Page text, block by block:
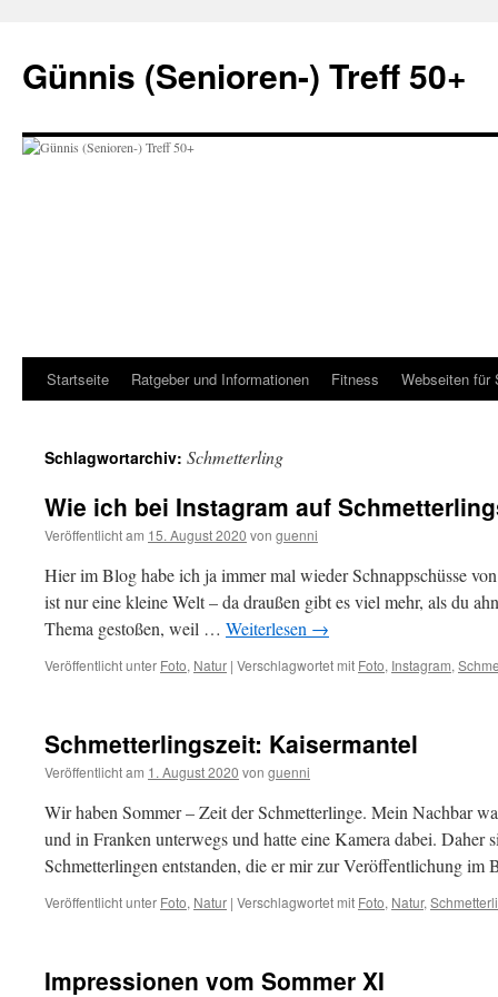
springen
Günnis (Senioren-) Treff 50+
Startseite Ratgeber und Informationen Fitness Webseiten für
Schlagwortarchiv: Schmetterling
Wie ich bei Instagram auf
Veröffentlicht am 15. August 2020 von guenni
Hier im Blog habe ich ja immer mal wieder Schnappschüsse
ist nur eine kleine Welt – da draußen gibt es viel mehr, als du
Thema gestoßen, weil … Weiterlesen →
Veröffentlicht unter Foto, Natur | Verschlagwortet mit Foto, Instagram,
Schmetterlingszeit: Kaisermantel
Veröffentlicht am 1. August 2020 von guenni
Wir haben Sommer – Zeit der Schmetterlinge. Mein Nachbar
und in Franken unterwegs und hatte eine Kamera dabei. Daher
Schmetterlingen entstanden, die er mir zur Veröffentlichung
Veröffentlicht unter Foto, Natur | Verschlagwortet mit Foto, Natur,
Impressionen vom Sommer XI